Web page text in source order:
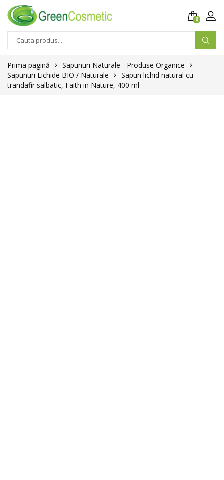
0
Prima pagină
Sapunuri Naturale - Produse Organice
Sapunuri Lichide BIO / Naturale
Sapun lichid natural cu
trandafir salbatic, Faith in Nature, 400 ml